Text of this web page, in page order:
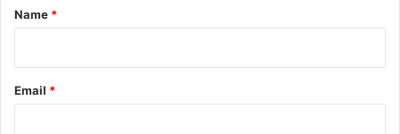
*
Name *
Email *